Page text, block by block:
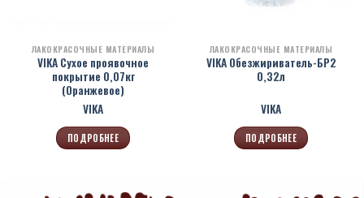
ЛАКОКРАСОЧНЫЕ МАТЕРИАЛЫ
VIKA Сухое проявочное
покрытие 0,07кг
(Оранжевое)
VIKA
ПОДРОБНЕЕ
ЛАКОКРАСОЧНЫЕ МАТЕРИАЛЫ
VIKA Обезжириватель-БР2
0,32л
VIKA
ПОДРОБНЕЕ